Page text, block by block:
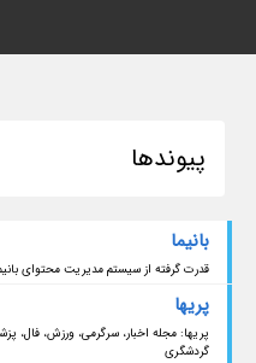
پیوندها
بانیما
قدرت گرفته از سیستم مدیریت محتوای
پریها
پریها: مجله اخبار، سرگرمی، ورزش، فال،
گردشگری